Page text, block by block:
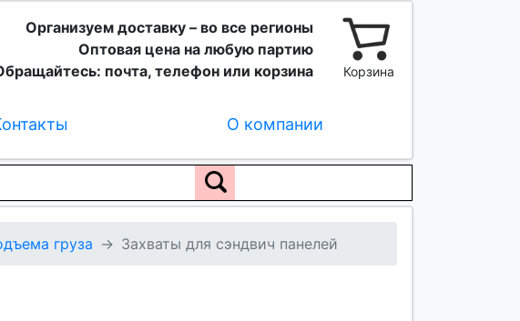
Организуем доставку – во все регионы
Оптовая цена на любую партию
почта, телефон или корзина
Корзина
О компании
груза Захваты для сэндвич панелей